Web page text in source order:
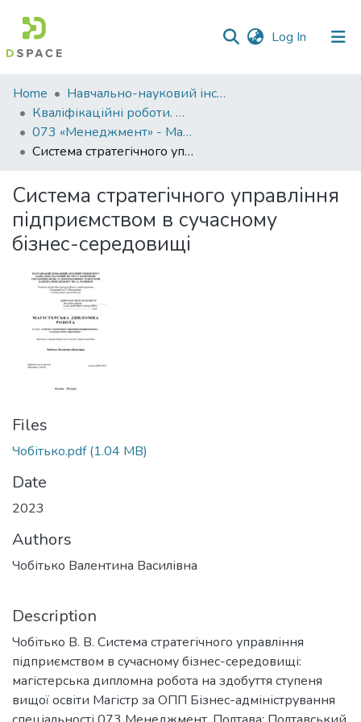
Log In (current)
Communities
&
Collections
Statistics
Home
Навчально-науковий інститут економіки, управління, права та інформаційних технологій
Кваліфікаційні роботи. ННІ економіки, управління, права та ІТ
073 «Менеджмент» - Магістри 2023-2024
Система стратегічного управління підприємством в сучасному бізнес-середовищі
Система стратегічного управління
підприємством в сучасному
бізнес-середовищі
Files
Чобітько.pdf(1.04 MB)
Date
2023
Authors
Чобітько Валентина Василівна
Description
Чобітько В. В. Система стратегічного управління
підприємством в сучасному бізнес-середовищі:
магістерська дипломна робота на здобуття ступеня
вищої освіти Магістр за ОПП Бізнес-адміністрування